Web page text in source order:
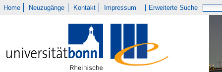
Home Neuzugänge Kontakt Impressum Erweiterte Suche